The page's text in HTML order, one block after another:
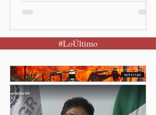
Puebla, Pue.-Cuando una
mujer encuentra un lugar
también recupera la
esperanza de vivir sin
miedo. Con esa visión, el
gobernador Alejandro
Armenta Mier inauguró el
#LoÚltimo